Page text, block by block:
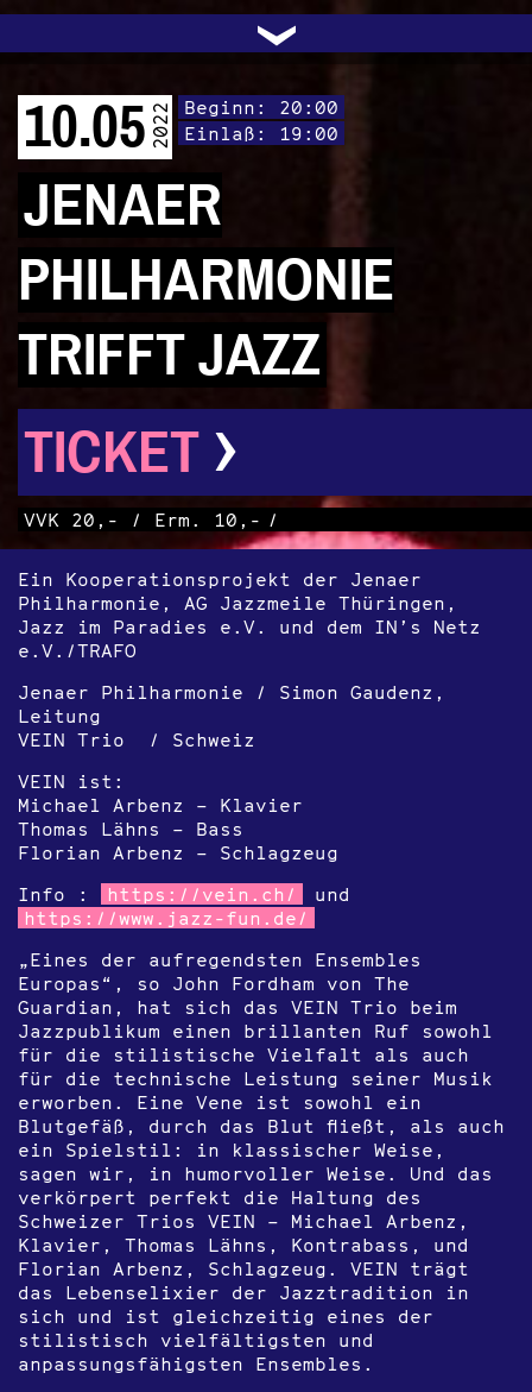
PROGRAMM
ARCHIV
AUDIO|VIDEO
LICHTBLICKE
TRANSIT
OFFENE TÜR
FACEBOOK
INSTAGRAM
KONTAKT
TRAFO
UNTERSTÜTZEN
POLITIK
›
JENAER
PHILHARMONIE
TRIFFT JAZZ
TICKET ›
VVK 20,- / Erm. 10,- /
Beginn: 20:00
Einlaß: 19:00
10.052022
Ein Kooperationsprojekt der Jenaer
Philharmonie, AG Jazzmeile Thüringen,
Jazz im Paradies e.V. und dem IN’s Netz
e.V./TRAFO
Jenaer Philharmonie / Simon Gaudenz,
Leitung
VEIN Trio / Schweiz
VEIN ist:
Michael Arbenz – Klavier
Thomas Lähns – Bass
Florian Arbenz – Schlagzeug
Info :
https://vein.ch/
und
https://www.jazz-fun.de/
„Eines der aufregendsten Ensembles
Europas“, so John Fordham von The
Guardian, hat sich das VEIN Trio beim
Jazzpublikum einen brillanten Ruf sowohl
für die stilistische Vielfalt als auch
für die technische Leistung seiner Musik
erworben. Eine Vene ist sowohl ein
Blutgefäß, durch das Blut fließt, als auch
ein Spielstil: in klassischer Weise,
sagen wir, in humorvoller Weise. Und das
verkörpert perfekt die Haltung des
Schweizer Trios VEIN – Michael Arbenz,
Klavier, Thomas Lähns, Kontrabass, und
Florian Arbenz, Schlagzeug. VEIN trägt
das Lebenselixier der Jazztradition in
sich und ist gleichzeitig eines der
stilistisch vielfältigsten und
anpassungsfähigsten Ensembles.